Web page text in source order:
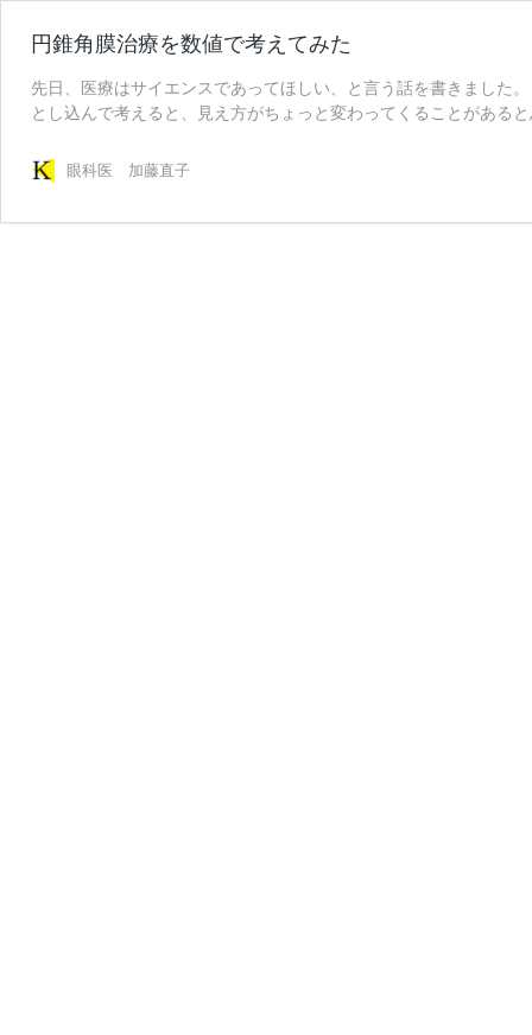
円錐角膜治療を数値で考えてみた
先日、医療はサイエンスであってほしい、と言う話を書きました
とし込んで考えると、見え方がちょっと変わってくることがある
眼科医 加藤直子